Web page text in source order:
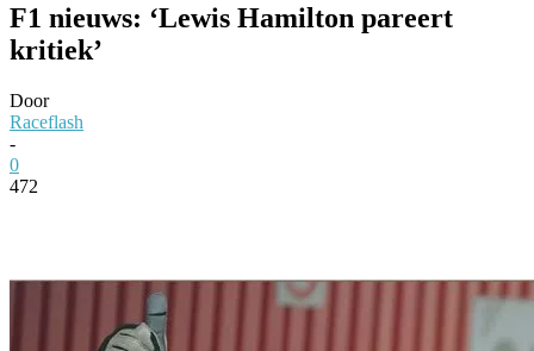
F1 nieuws: ‘Lewis Hamilton pareert
kritiek’
Door
Raceflash
-
0
472